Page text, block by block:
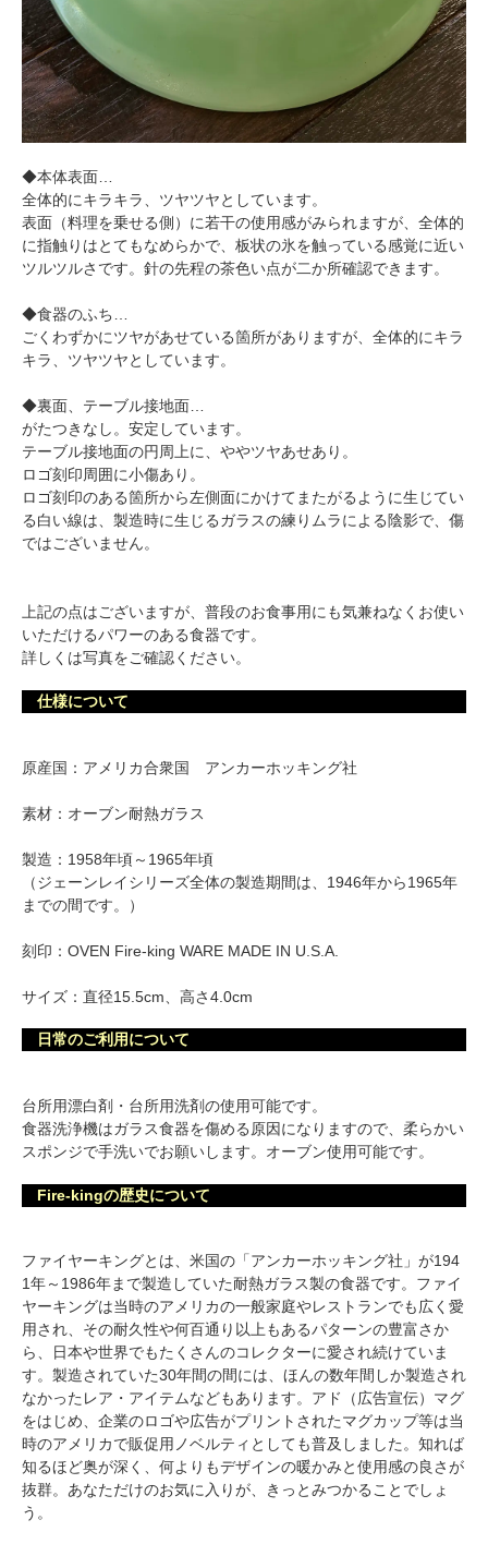
◆本体表面…
全体的にキラキラ、ツヤツヤとしています。
表面（料理を乗せる側）に若干の使用感がみられますが、全体的
に指触りはとてもなめらかで、板状の氷を触っている感覚に近い
ツルツルさです。針の先程の茶色い点が二か所確認できます。
◆食器のふち…
ごくわずかにツヤがあせている箇所がありますが、全体的にキラ
キラ、ツヤツヤとしています。
◆裏面、テーブル接地面…
がたつきなし。安定しています。
テーブル接地面の円周上に、ややツヤあせあり。
ロゴ刻印周囲に小傷あり。
ロゴ刻印のある箇所から左側面にかけてまたがるように生じてい
る白い線は、製造時に生じるガラスの練りムラによる陰影で、傷
ではございません。
上記の点はございますが、普段のお食事用にも気兼ねなくお使い
いただけるパワーのある食器です。
詳しくは写真をご確認ください。
仕様について
原産国：アメリカ合衆国 アンカーホッキング社
素材：オーブン耐熱ガラス
製造：1958年頃～1965年頃
（ジェーンレイシリーズ全体の製造期間は、1946年から1965年
までの間です。）
刻印：OVEN Fire-king WARE MADE IN U.S.A.
サイズ：直径15.5cm、高さ4.0cm
日常のご利用について
台所用漂白剤・台所用洗剤の使用可能です。
食器洗浄機はガラス食器を傷める原因になりますので、柔らかい
スポンジで手洗いでお願いします。オーブン使用可能です。
Fire-kingの歴史について
ファイヤーキングとは、米国の「アンカーホッキング社」が194
1年～1986年まで製造していた耐熱ガラス製の食器です。ファイ
ヤーキングは当時のアメリカの一般家庭やレストランでも広く愛
用され、その耐久性や何百通り以上もあるパターンの豊富さか
ら、日本や世界でもたくさんのコレクターに愛され続けていま
す。製造されていた30年間の間には、ほんの数年間しか製造され
なかったレア・アイテムなどもあります。アド（広告宣伝）マグ
をはじめ、企業のロゴや広告がプリントされたマグカップ等は当
時のアメリカで販促用ノベルティとしても普及しました。知れば
知るほど奥が深く、何よりもデザインの暖かみと使用感の良さが
抜群。あなただけのお気に入りが、きっとみつかることでしょ
う。